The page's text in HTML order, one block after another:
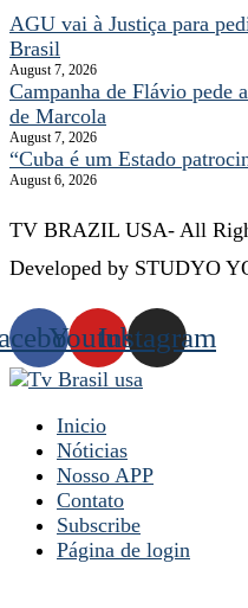
AGU vai à Justiça para
Brasil
August 7, 2026
Campanha de Flávio pede
de Marcola
August 7, 2026
“Cuba é um Estado
August 6, 2026
TV BRAZIL USA- All
Developed by STUDYO
YoutubeInstagram
Inicio
Nóticias
Nosso APP
Contato
Subscribe
Página de login